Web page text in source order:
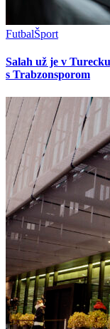
FutbalŠport
Salah už je v
s Trabzonsporom